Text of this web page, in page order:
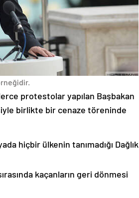
protestolar yapılan Başbakan
birlikte bir cenaze töreninde
hiçbir ülkenin tanımadığı Dağlık
kaçanların geri dönmesi